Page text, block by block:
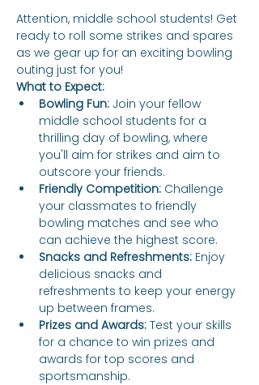
Attention, middle school students! Get
ready to roll some strikes and spares
as we gear up for an exciting bowling
outing just for you!
What to Expect:
Bowling Fun: Join your fellow
middle school students for a
thrilling day of bowling, where
you'll aim for strikes and aim to
outscore your friends.
Friendly Competition: Challenge
your classmates to friendly
bowling matches and see who
can achieve the highest score.
Snacks and Refreshments: Enjoy
delicious snacks and
refreshments to keep your energy
up between frames.
Prizes and Awards: Test your skills
for a chance to win prizes and
awards for top scores and
sportsmanship.